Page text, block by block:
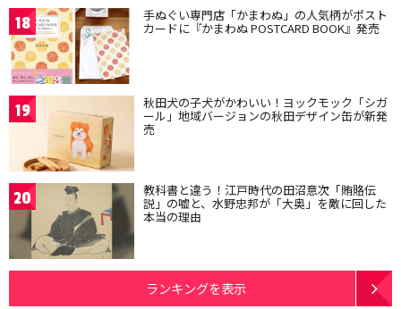
18 手ぬぐい専門店「かまわぬ」の人気柄がポスト
カードに『かまわぬ POSTCARD BOOK』発売
19 秋田犬の子犬がかわいい！ヨックモック「シガ
ール」地域バージョンの秋田デザイン缶が新発
売
20 教科書と違う！江戸時代の田沼意次「賄賂伝
説」の嘘と、水野忠邦が「大奥」を敵に回した
本当の理由
ランキングを表示